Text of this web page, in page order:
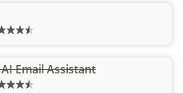
Email Assistant